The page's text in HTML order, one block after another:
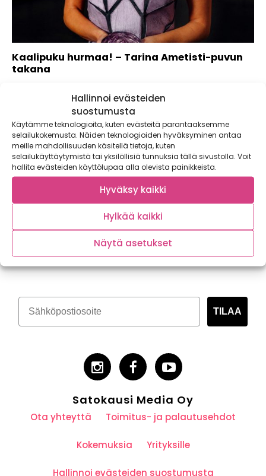
Hallinnoi evästeiden
suostumusta
Käytämme teknologioita, kuten evästeitä parantaaksemme
selailukokemusta. Näiden teknologioiden hyväksyminen antaa
meille mahdollisuuden käsitellä tietoja, kuten
selailukäyttäytymistä tai yksilöllisiä tunnuksia tällä sivustolla. Voit
hallita evästeiden käyttölupaa alla olevista painikkeista.
Hyväksy kaikki
Hylkää kaikki
Näytä asetukset
Kaalipuku hurmaa! – Tarina Ametisti-puvun
takana
”kaalipukuun”, joka on nimetty virallisesti ”Ametistiksi”
materiaalin jalokiviä...
Tilaa kasvispitoinen uutiskirje
TILAA
Satokausi Media Oy
Ota yhteyttä Toimitus- ja palautusehdot
Kokemuksia Yrityksille
Hallinnoi evästeiden suostumusta